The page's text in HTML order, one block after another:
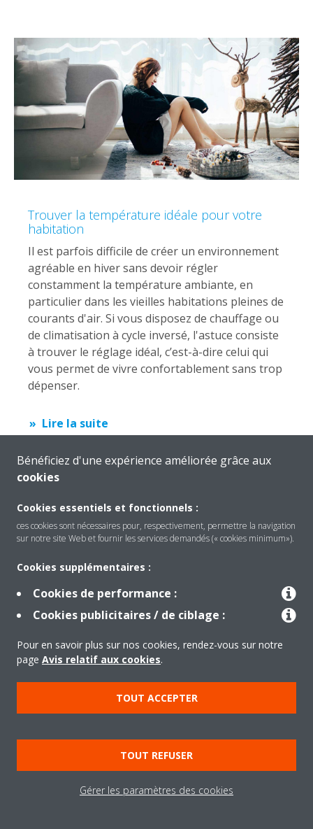
Trouver la température idéale pour votre
habitation
Il est parfois difficile de créer un environnement
agréable en hiver sans devoir régler
constamment la température ambiante, en
particulier dans les vieilles habitations pleines de
courants d'air. Si vous disposez de chauffage ou
de climatisation à cycle inversé, l'astuce consiste
à trouver le réglage idéal, c’est-à-dire celui qui
vous permet de vivre confortablement sans trop
dépenser.
Lire la suite
Votre prochain système de chauffage sera
défi de la décarbonisation des habitations, et
toutes les parties prenantes liées à ce défi.
Bénéficiez d'une expérience améliorée grâce aux
cookies
Cookies essentiels et fonctionnels :
ces cookies sont nécessaires pour, respectivement, permettre la navigation
sur notre site Web et fournir les services demandés (« cookies minimum»).
Cookies supplémentaires :
Cookies de performance :
Cookies publicitaires / de ciblage :
Pour en savoir plus sur nos cookies, rendez-vous sur notre
page Avis relatif aux cookies.
TOUT ACCEPTER
TOUT REFUSER
Gérer les paramètres des cookies